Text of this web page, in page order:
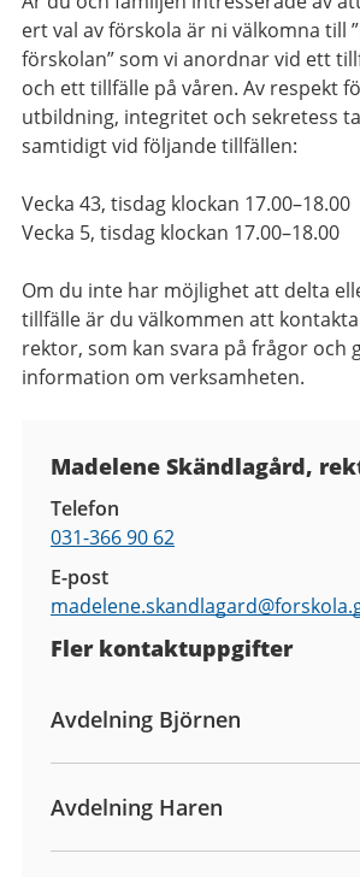
ert val av förskola är ni välkomna till
förskolan” som vi anordnar vid ett
och ett tillfälle på våren. Av respekt
utbildning, integritet och sekretess
samtidigt vid följande tillfällen:
Vecka 43, tisdag klockan 17.00–18.00
Vecka 5, tisdag klockan 17.00–18.00
Om du inte har möjlighet att delta
tillfälle är du välkommen att
rektor, som kan svara på frågor och
information om verksamheten.
Madelene Skändlagård,
Telefon
031-366 90 62
E-post
madelene.skandlagard@
Fler kontaktuppgifter
Avdelning Björnen
Avdelning Haren